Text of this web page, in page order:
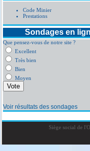
Code Minier
Prestations
Sondages en
Que pensez-vous de notre site ?
Excellent
Très bien
Bien
Moyen
Voir résultats des sondages
Siège social de